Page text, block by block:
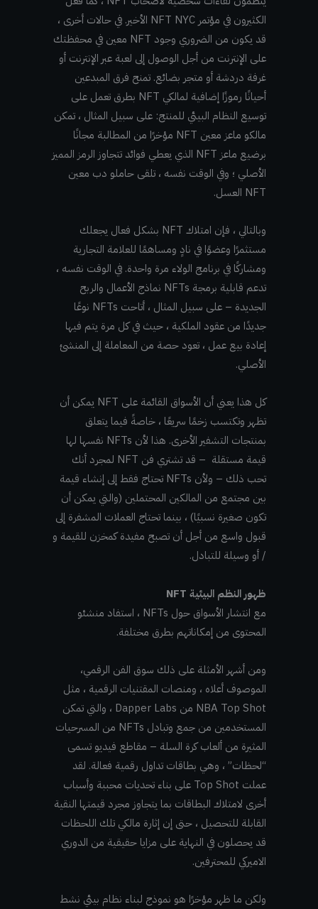
الكثيرون في مؤتمر NFT NYC الأخير. في حالات أخرى ،
قد يكون من الضروري وجود NFT معين في محفظتك
على الإنترنت من أجل الوصول إلى لعبة عبر الإنترنت أو
غرفة دردشة أو متجر بضائع. تمنح فرق المبدعين
أحيانًا رموزًا إضافية لمالكي NFT بطرق تعمل على
توسيع النظام البيئي للمنتج: على سبيل المثال ، تمكن
مالكو ماعز معين NFT مؤخرًا من المطالبة مجانًا
برضيع ماعز NFT الذي يعطي فوائد تتجاوز الرمز المميز
الأصلي ؛ وفي الوقت نفسه ، تلقى حاملو دب معين
NFT العسل.
وبالتالي ، فإن امتلاك NFT بشكل فعال يجعلك
مستثمرًا وعضوًا في نادٍ ومساهمًا للعلامة التجارية
ومشاركًا في برنامج الولاء مرة واحدة. في الوقت نفسه ،
تدعم قابلية برمجة NFTs نماذج الأعمال والربح
الجديدة – على سبيل المثال ، أتاحت NFTs نوعًا
جديدًا من عقود الملكية ، حيث في كل مرة يتم فيها
إعادة بيع عمل ، تعود حصة من المعاملة إلى المنشئ
الأصلي.
كل هذا يعني أن الأسواق القائمة على NFT يمكن أن
تظهر وتكتسب زخمًا سريعًا ، خاصةً فيما يتعلق
بمنتجات التشفير الأخرى. هذا لأن NFTs نفسها لها
قيمة مستقلة – قد تشتري فن NFT لمجرد أنك
تحب ذلك – ولأن NFTs تحتاج فقط إلى إنشاء قيمة
بين مجتمع من المالكين المحتملين (والتي يمكن أن
تكون صغيرة نسبيًا) ، بينما تحتاج العملات المشفرة إلى
قبول واسع من أجل أن تصبح مفيدة كمخزن للقيمة و
/ أو وسيلة للتبادل.
ظهور النظم البيئية NFT
مع انتشار الأسواق حول NFTs ، استفاد منشئو
المحتوى من إمكاناتهم بطرق مختلفة.
ومن أشهر الأمثلة على ذلك سوق الفن الرقمي،
الموصوف أعلاه ، ومنصات المقتنيات الرقمية ، مثل
NBA Top Shot من Dapper Labs ، والتي تمكن
المستخدمين من جمع وتبادل NFTs من المسرحيات
المثيرة من ألعاب كرة السلة – مقاطع فيديو تسمى
“لحظات” ، وهي بطاقات تداول رقمية فعالة. لقد
عملت Top Shot على بناء تحديات محببة وأسباب
أخرى لامتلاك البطاقات بما يتجاوز مجرد قيمتها النقية
القابلة للتحصيل ، حتى إن إثارة مالكي تلك اللحظات
قد يحصلون في النهاية على مزايا حقيقية من الدوري
الاميركي للمحترفين.
ولكن ما ظهر مؤخرًا هو نموذج لبناء نظام بيئي نشط